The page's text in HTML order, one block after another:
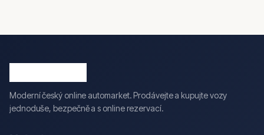
Moderní český online automarket. Prodávejte a kupujte vozy
jednoduše, bezpečně a s online rezervací.